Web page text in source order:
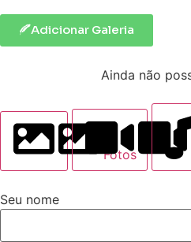
Adicionar Galeria
Ainda não
Fotos
Seu nome